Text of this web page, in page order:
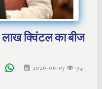
क्विंटल का बीज
2026-06-03 94